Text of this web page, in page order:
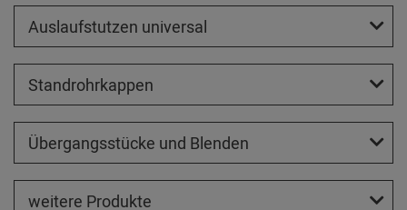
Auslaufstutzen universal
Standrohrkappen
Übergangsstücke und Blenden
weitere Produkte